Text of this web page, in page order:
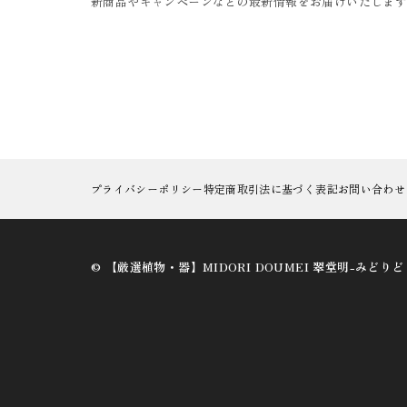
プライバシーポリシー特定商取引法に基づく表記お問い合わせ
©︎ 【厳選植物・器】MIDORI DOUMEI 翠堂明-みどりど